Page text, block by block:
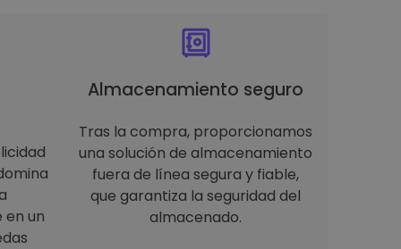
un
Almacenamiento seguro
Tras la compra, proporcionamos
una solución de almacenamiento
fuera de línea segura y fiable,
que garantiza la seguridad del
almacenado.